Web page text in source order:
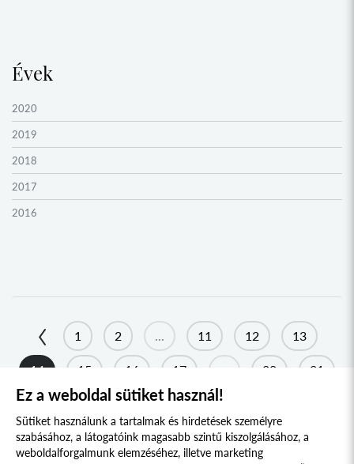
Évek
2020
2019
2018
2017
2016
2010
2009
1 2 11 12 13
14 15 16 17 30 31
Ez a weboldal sütiket használ!
Sütiket használunk a tartalmak és hirdetések személyre
szabásához, a látogatóink magasabb szintű kiszolgálásához, a
weboldalforgalmunk elemzéséhez, illetve marketing